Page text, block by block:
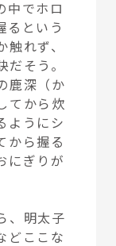
中でホロ
るという
れず、
そう。
鹿深（か
てから炊
ようにシ
から握る
にぎりが
、明太子
どここな